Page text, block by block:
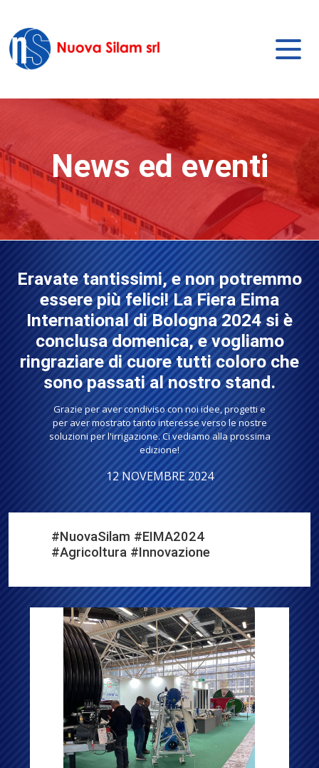
News ed eventi
Eravate tantissimi, e non potremmo
essere più felici! La Fiera Eima
International di Bologna 2024 si è
conclusa domenica, e vogliamo
ringraziare di cuore tutti coloro che
sono passati al nostro stand.
Grazie per aver condiviso con noi idee, progetti e
per aver mostrato tanto interesse verso le nostre
soluzioni per l'irrigazione. Ci vediamo alla prossima
edizione!
12 NOVEMBRE 2024
#NuovaSilam #EIMA2024
#Agricoltura #Innovazione